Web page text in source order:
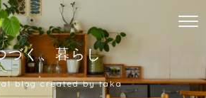
づく、暮らし
blog created by taka